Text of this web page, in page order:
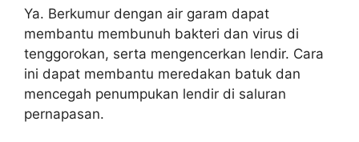
Ya. Berkumur dengan air garam dapat
membantu membunuh bakteri dan virus di
tenggorokan, serta mengencerkan lendir. Cara
ini dapat membantu meredakan batuk dan
mencegah penumpukan lendir di saluran
pernapasan.